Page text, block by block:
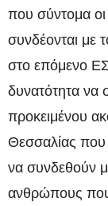
που σύντομα οι
συνδέονται με
στο επόμενο
δυνατότητα να
προκειμένου
Θεσσαλίας που
να συνδεθούν
ανθρώπους